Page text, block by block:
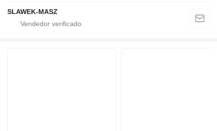
SLAWEK-MASZ